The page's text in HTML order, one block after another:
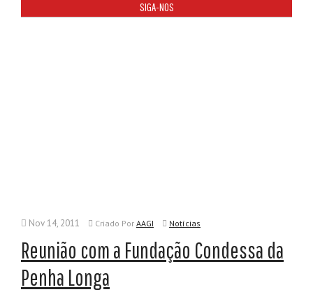
SIGA-NOS
Nov 14, 2011 Criado Por AAGI Notícias
Reunião com a Fundação Condessa da
Penha Longa